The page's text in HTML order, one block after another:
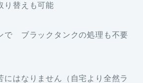
り替えも可能
で ブラックタンクの処理も不要
にはなりません（自宅より全然ラ